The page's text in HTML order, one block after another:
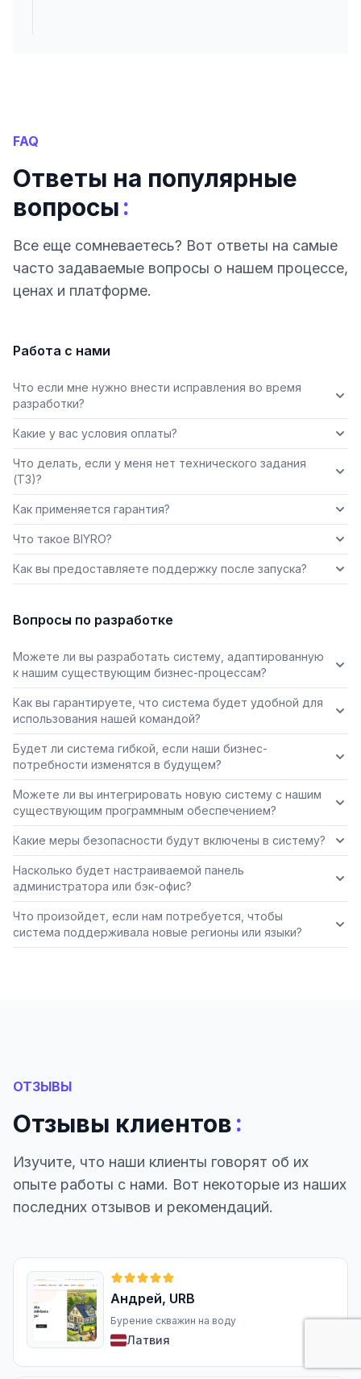
FAQ
Ответы на популярные
вопросы:
Все еще сомневаетесь? Вот ответы на самые
часто задаваемые вопросы о нашем процессе,
ценах и платформе.
Работа с нами
Что если мне нужно внести исправления во время
разработки?
Какие у вас условия оплаты?
Что делать, если у меня нет технического задания
(ТЗ)?
Как применяется гарантия?
Что такое BIYRO?
Как вы предоставляете поддержку после запуска?
Вопросы по разработке
Можете ли вы разработать систему, адаптированную
к нашим существующим бизнес-процессам?
Как вы гарантируете, что система будет удобной для
использования нашей командой?
Будет ли система гибкой, если наши бизнес-
потребности изменятся в будущем?
Можете ли вы интегрировать новую систему с нашим
существующим программным обеспечением?
Какие меры безопасности будут включены в систему?
Насколько будет настраиваемой панель
администратора или бэк-офис?
Что произойдет, если нам потребуется, чтобы
система поддерживала новые регионы или языки?
ОТЗЫВЫ
Отзывы клиентов:
Изучите, что наши клиенты говорят об их
опыте работы с нами. Вот некоторые из наших
последних отзывов и рекомендаций.
Андрей, URB
Бурение скважин на воду
Латвия